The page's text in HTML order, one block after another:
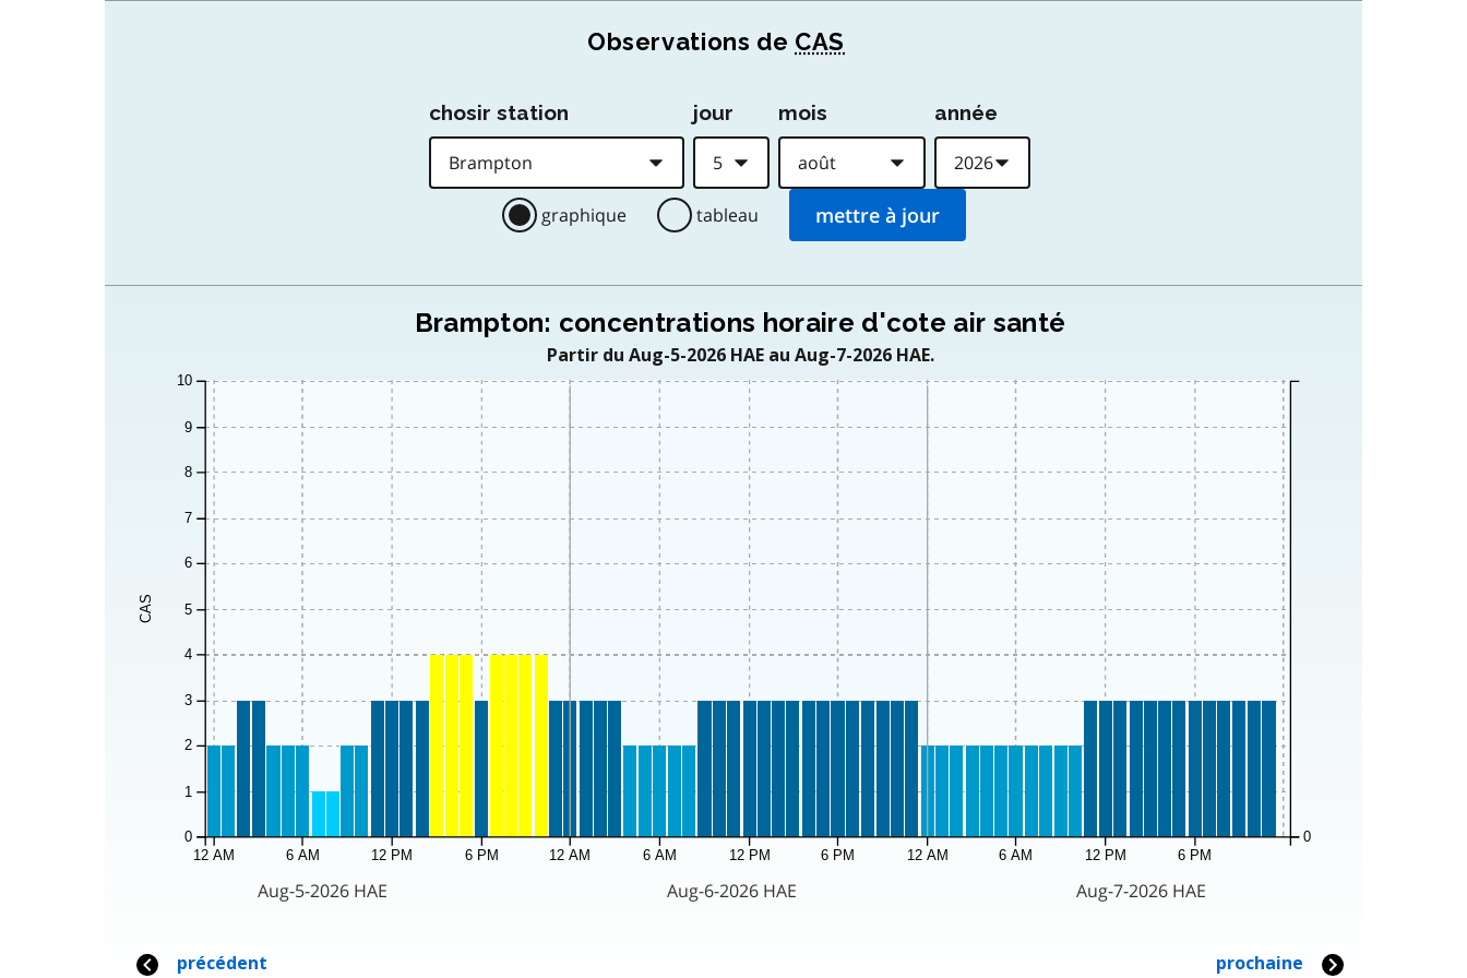
Observations de CAS
chosir station jour mois année
graphique tableau
Brampton: concentrations horaire d'cote air santé
Partir du Aug-5-2026 HAE au Aug-7-2026 HAE.
12 AM 6 AM 12 PM 6 PM 12 AM 6 AM 12 PM 6 PM 12 AM 6 AM 12 PM 6 PM
CAS
0
1
2
3
4
5
6
7
8
9
10
0
Aug-5-2026 HAE Aug-6-2026 HAE Aug-7-2026 HAE
précédent prochaine